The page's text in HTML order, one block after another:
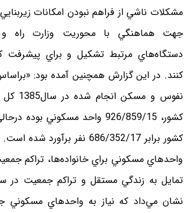
مشكلات ناشي از فراهم نبودن امكانات
جهت هماهنگي با محوريت وزارت راه
دستگاه‌هاي مرتبط تشكيل و براي پيشرفت
كنند. در اين گزارش همچنين آمده بود:
نفوس و
كشور، 926/859/15 واحد مسكوني
كشور برابر 686/352/17 نفر
واحدهاي مسكوني براي خانواده‌ها، تراكم
تمايل به زندگي مستقل و تراكم جمعيت در
نشان مي‌داد كه نياز به واحدهاي مسكوني